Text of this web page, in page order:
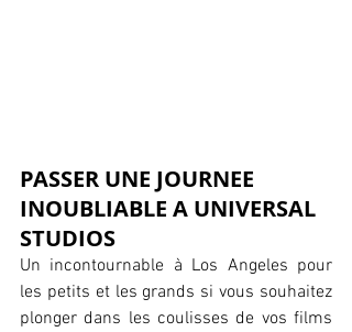
PASSER UNE JOURNEE
INOUBLIABLE A UNIVERSAL
STUDIOS
Un incontournable à Los Angeles pour
les petits et les grands si vous souhaitez
plonger dans les coulisses de vos films